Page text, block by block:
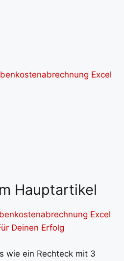
Hauptartikel
Excel
Deinen Erfolg
wie ein Rechteck mit 3